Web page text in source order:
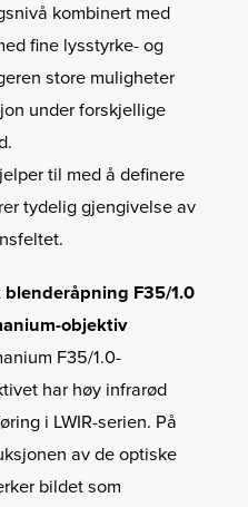
kombinert med
fine lysstyrke- og
store muligheter
under forskjellige
til med å definere
tydelig gjengivelse av
blenderåpning F35/1.0
objektiv
F35/1.0-
har høy infrarød
i LWIR-serien. På
av de optiske
bildet som